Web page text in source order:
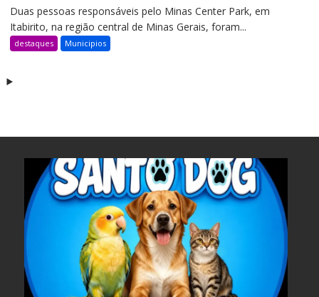
Duas pessoas responsáveis pelo Minas Center Park, em
Itabirito, na região central de Minas Gerais, foram...
destaques Municipios